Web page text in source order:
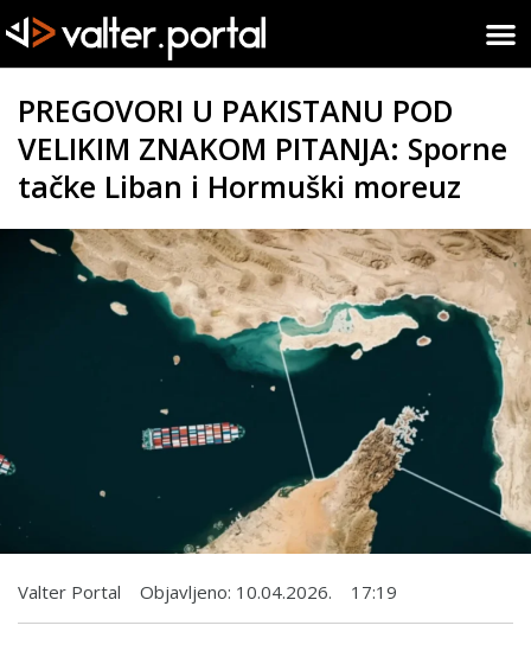
PREGOVORI U PAKISTANU POD
VELIKIM ZNAKOM PITANJA: Sporne
tačke Liban i Hormuški moreuz
Valter Portal Objavljeno: 10.04.2026. 17:19